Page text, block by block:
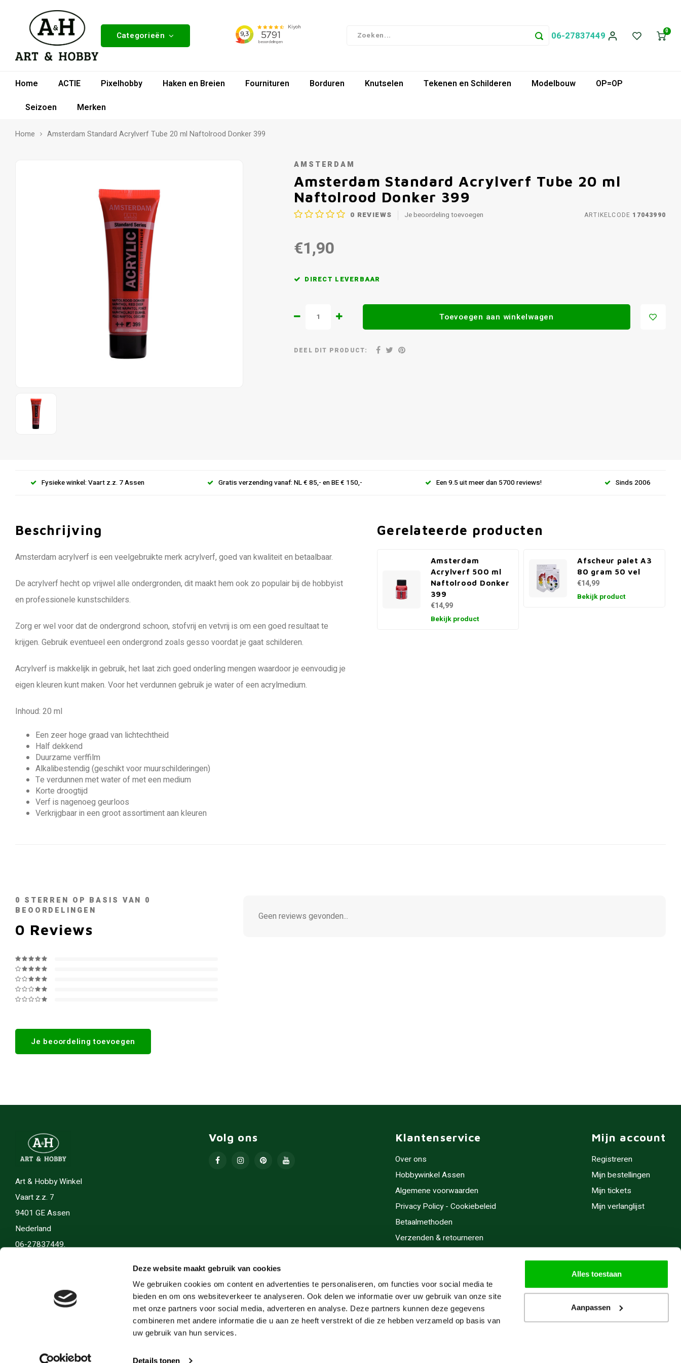
Deze website maakt gebruik van cookies
We gebruiken cookies om content en advertenties te personaliseren, om functies voor social media te
bieden en om ons websiteverkeer te analyseren. Ook delen we informatie over uw gebruik van onze site
met onze partners voor social media, adverteren en analyse. Deze partners kunnen deze gegevens
combineren met andere informatie die u aan ze heeft verstrekt of die ze hebben verzameld op basis van
uw gebruik van hun services.
Details tonen
Alles toestaan
Aanpassen
Categorieën 06-27837449 0
Home ACTIE Pixelhobby Haken en Breien Fournituren Borduren Knutselen Tekenen en Schilderen Modelbouw
OP=OP
Seizoen
Merken
Home Amsterdam Standard Acrylverf Tube 20 ml Naftolrood Donker 399
AMSTERDAM
Amsterdam Standard Acrylverf Tube 20 ml
Naftolrood Donker 399
0 REVIEWS Je beoordeling toevoegen ARTIKELCODE 17043990
€1,90
DIRECT LEVERBAAR
Toevoegen aan winkelwagen
DEEL DIT PRODUCT:
Fysieke winkel: Vaart z.z. 7 Assen Gratis verzending vanaf: NL € 85,- en BE € 150,- Een 9.5 uit meer dan 5700 reviews! Sinds 2006
Beschrijving
Amsterdam acrylverf is een veelgebruikte merk acrylverf, goed van kwaliteit en betaalbaar.
De acrylverf hecht op vrijwel alle ondergronden, dit maakt hem ook zo populair bij de hobbyist
en professionele kunstschilders.
Zorg er wel voor dat de ondergrond schoon, stofvrij en vetvrij is om een goed resultaat te
krijgen. Gebruik eventueel een ondergrond zoals gesso voordat je gaat schilderen.
Acrylverf is makkelijk in gebruik, het laat zich goed onderling mengen waardoor je eenvoudig je
eigen kleuren kunt maken. Voor het verdunnen gebruik je water of een acrylmedium.
Inhoud: 20 ml
Een zeer hoge graad van lichtechtheid
Half dekkend
Duurzame verffilm
Alkalibestendig (geschikt voor muurschilderingen)
Te verdunnen met water of met een medium
Korte droogtijd
Verf is nagenoeg geurloos
Verkrijgbaar in een groot assortiment aan kleuren
Gerelateerde producten
Amsterdam
Acrylverf 500 ml
Naftolrood Donker
399
€14,99
Bekijk product
Afscheur palet A3
80 gram 50 vel
€14,99
Bekijk product
0 STERREN OP BASIS VAN 0
BEOORDELINGEN
0 Reviews
Je beoordeling toevoegen
Geen reviews gevonden...
Art & Hobby Winkel
Vaart z.z. 7
9401 GE Assen
Nederland
06-27837449.
Volg ons Klantenservice
Over ons
Hobbywinkel Assen
Algemene voorwaarden
Privacy Policy - Cookiebeleid
Betaalmethoden
Verzenden & retourneren
Cadeaubonnen
Inlijsten
Servicegebieden
Mijn account
Registreren
Mijn bestellingen
Mijn tickets
Mijn verlanglijst